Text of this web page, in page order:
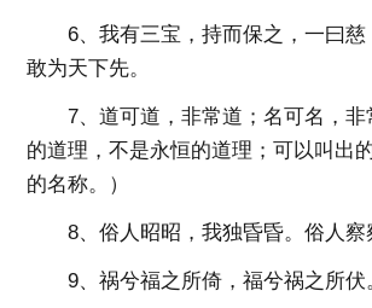
6、我有三宝，持而保之，一曰慈
敢为天下先。
7、道可道，非常道；名可名，非
的道理，不是永恒的道理；可以叫出
的名称。）
8、俗人昭昭，我独昏昏。俗人察
9、祸兮福之所倚，福兮祸之所伏